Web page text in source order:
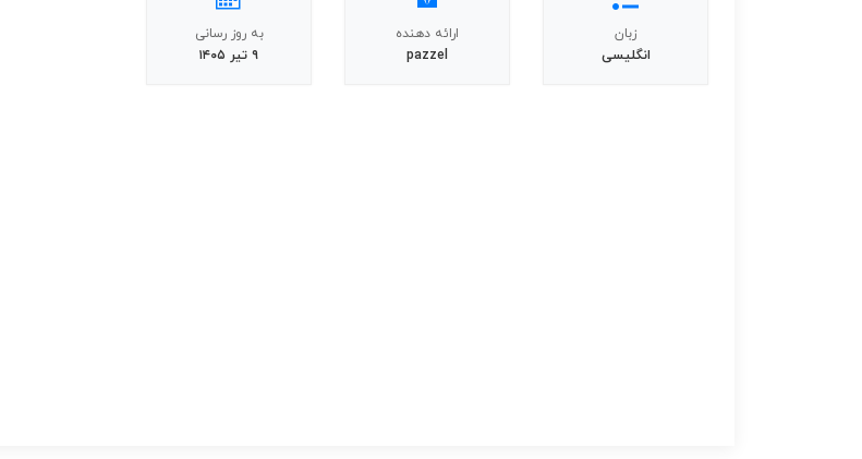
زبان
انگلیسی
ارائه دهنده
pazzel
به روز رسانی
۹ تیر ۱۴۰۵